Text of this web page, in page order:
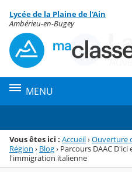
Menu de la rubrique
Contenu
Lycée de la Plaine de l'Ain
Ambérieu-en-Bugey
MENU
Vous êtes ici : Accueil›Ouverture
Région › Blog› Parcours DAAC
l'immigration italienne